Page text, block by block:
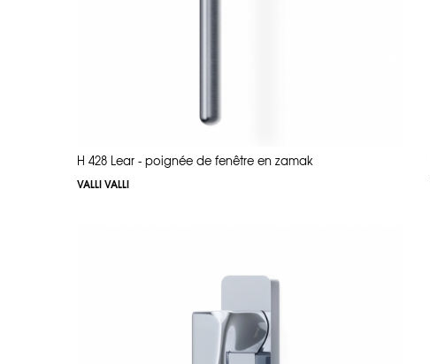
H 428 Lear - poignée de fenêtre en zamak
VALLI VALLI